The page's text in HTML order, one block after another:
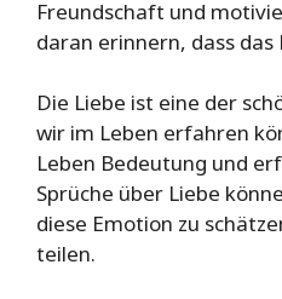
Freundschaft und
daran erinnern, dass
Die Liebe ist eine der
wir im Leben erfahren
Leben Bedeutung und
Sprüche über Liebe
diese Emotion zu
teilen.